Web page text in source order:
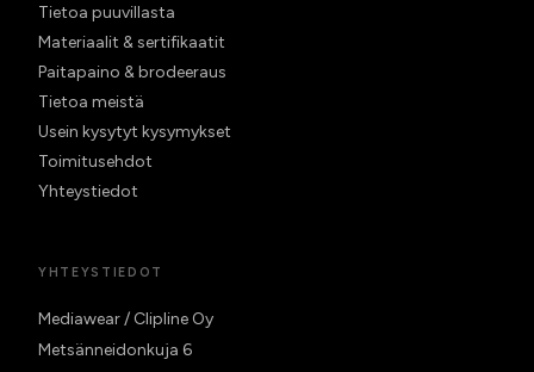
Tietoa puuvillasta
Materiaalit & sertifikaatit
Paitapaino & brodeeraus
Tietoa meistä
Usein kysytyt kysymykset
Toimitusehdot
Yhteystiedot
YHTEYSTIEDOT
Mediawear / Clipline Oy
Metsänneidonkuja 6